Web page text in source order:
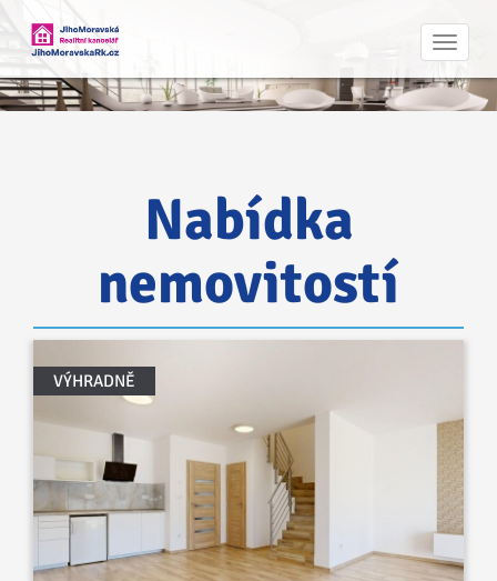
Nabídka
nemovitostí
VÝHRADNĚ